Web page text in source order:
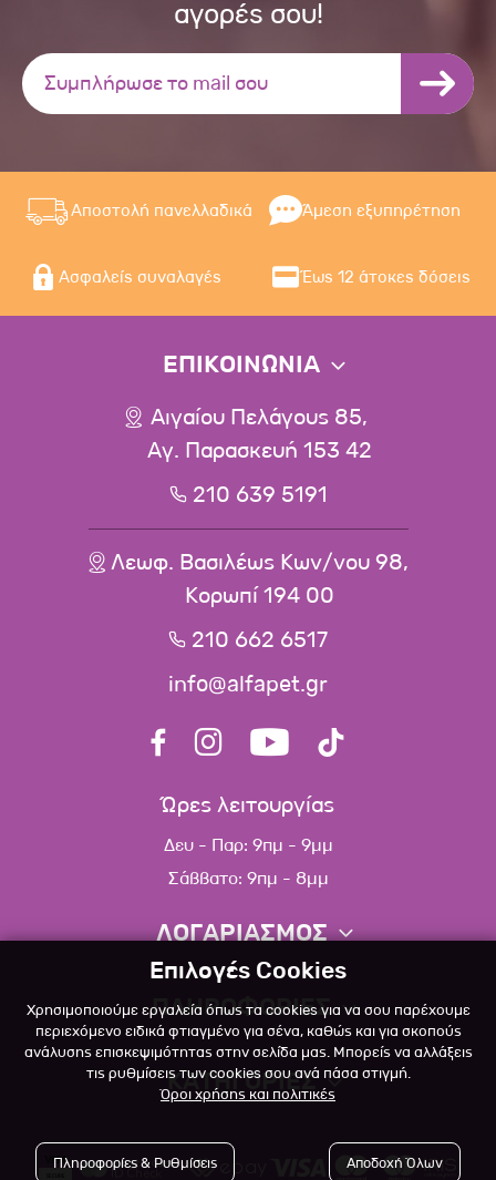
αγορές σου!
Αποστολή πανελλαδικά Άμεση εξυπηρέτηση
Ασφαλείς συναλαγές Έως 12 άτοκες δόσεις
ΕΠΙΚΟΙΝΩΝΙΑ
Αιγαίου Πελάγους 85,
Αγ. Παρασκευή 153 42
210 639 5191
Λεωφ. Βασιλέως Κων/νου 98,
Κορωπί 194 00
210 662 6517
info@alfapet.gr
Ώρες λειτουργίας
Δευ - Παρ: 9πμ - 9μμ
Σάββατο: 9πμ - 8μμ
ΛΟΓΑΡΙΑΣΜΟΣ
Πληροφορίες λογαριασμού
Λίστα αγαπημένων
Πολιτική επιστροφών
ΠΛΗΡΟΦΟΡΙΕΣ
Σχετικά
Επικοινωνία
Blog
ΚΑΤΗΓΟΡΙΕΣ
Επιλογές Cookies
Χρησιμοποιούμε εργαλεία όπως τα cookies για να σου παρέχουμε
περιεχόμενο ειδικά φτιαγμένο για σένα, καθώς και για σκοπούς
ανάλυσης επισκεψιμότητας στην σελίδα μας. Μπορείς να αλλάξεις
τις ρυθμίσεις των cookies σου ανά πάσα στιγμή.
Όροι χρήσης και πολιτικές
Πληροφορίες & Ρυθμίσεις Αποδοχή Όλων